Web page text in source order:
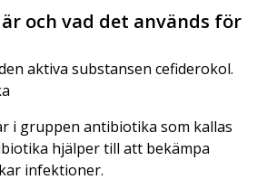
är och vad det används för
aktiva substansen cefiderokol.
i gruppen antibiotika som kallas
hjälper till att bekämpa
infektioner.